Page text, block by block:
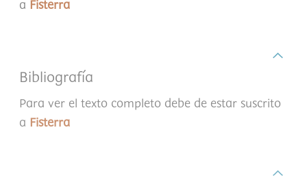
a Fisterra
Bibliografía
Para ver el texto completo debe de estar suscrito
a Fisterra